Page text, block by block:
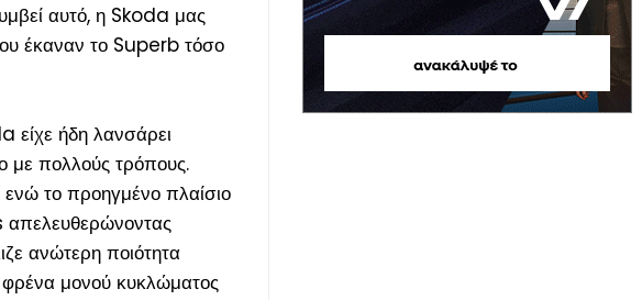
αυτό, η Skoda μας
έκαναν το Superb τόσο
ήδη λανσάρει
με πολλούς τρόπους.
το προηγμένο πλαίσιο
απελευθερώνοντας
ανώτερη ποιότητα
μονού κυκλώματος